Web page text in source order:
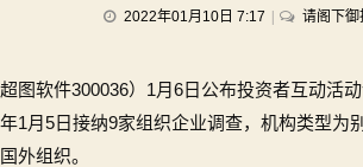
2022年01月10日 7:17 请阁下御
超图软件300036）1月6日公布投资者互动活
年1月5日接纳9家组织企业调查，机构类型为
国外组织。